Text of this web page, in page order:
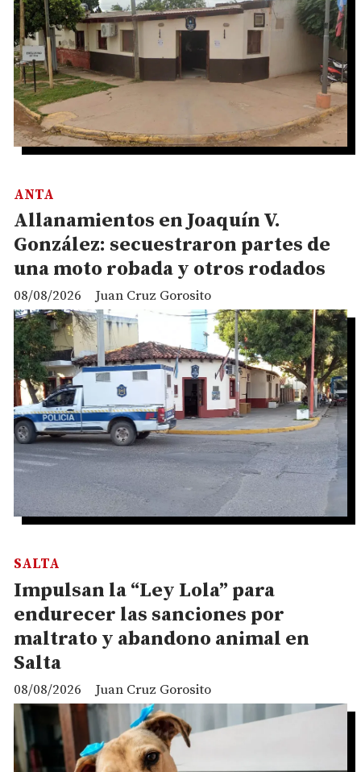
Allanamientos en Joaquín V.
González: secuestraron partes de
una moto robada y otros rodados
Juan Cruz Gorosito
ANTA
08/08/2026
Impulsan la “Ley Lola” para
endurecer las sanciones por
maltrato y abandono animal en
Salta
Juan Cruz Gorosito
SALTA
08/08/2026